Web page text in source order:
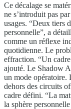
Ce décalage se
ne s’introduit pas
usages. “Deux tiers
personnelle”, a
comme un réflexe
quotidienne. Le
effraction. “Un
ajouté. Le Shadow
un mode opératoire.
dehors des circuits
cadre défini. “La
la sphère